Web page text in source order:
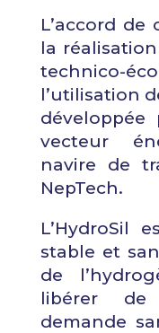
L’accord
la
technico-
l’utilisation
développée
vecteur
navire de
NepTech.
L’HydroSil
stable et
de
libérer
demande